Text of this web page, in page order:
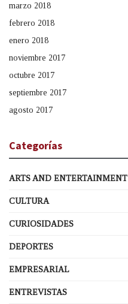
marzo 2018
febrero 2018
enero 2018
noviembre 2017
octubre 2017
septiembre 2017
agosto 2017
Categorías
ARTS AND ENTERTAINMENT
CULTURA
CURIOSIDADES
DEPORTES
EMPRESARIAL
ENTREVISTAS